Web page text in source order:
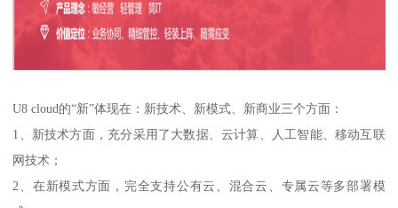
U8 cloud的“新”体现在：新技术、新模式、新商业三个方面：
1、新技术方面，充分采用了大数据、云计算、人工智能、移动互联
网技术；
2、在新模式方面，完全支持公有云、混合云、专属云等多部署模